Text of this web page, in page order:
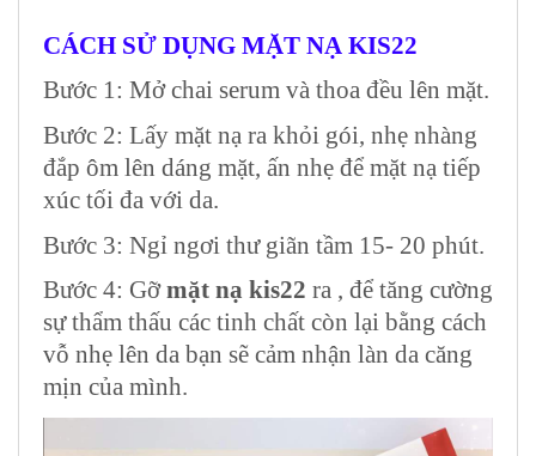
CÁCH SỬ DỤNG MẶT NẠ KIS22
Bước 1: Mở chai serum và thoa đều lên mặt.
Bước 2: Lấy mặt nạ ra khỏi gói, nhẹ nhàng
đắp ôm lên dáng mặt, ấn nhẹ để mặt nạ tiếp
xúc tối đa với da.
Bước 3: Ngỉ ngơi thư giãn tầm 15- 20 phút.
Bước 4: Gỡmặt nạ kis22 ra , để tăng cường
sự thẩm thấu các tinh chất còn lại bằng cách
vỗ nhẹ lên da bạn sẽ cảm nhận làn da căng
mịn của mình.